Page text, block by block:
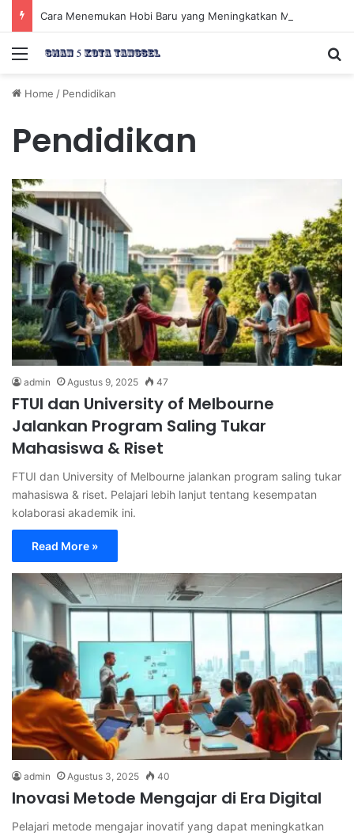
Menu
Home / Pendidikan
Pendidikan
admin Agustus 9, 2025 47
FTUI dan University of Melbourne
Jalankan Program Saling Tukar
Mahasiswa & Riset
FTUI dan University of Melbourne jalankan program saling tukar
mahasiswa & riset. Pelajari lebih lanjut tentang kesempatan
kolaborasi akademik ini.
Read More »
admin Agustus 3, 2025 40
Inovasi Metode Mengajar di Era Digital
Pelajari metode mengajar inovatif yang dapat meningkatkan